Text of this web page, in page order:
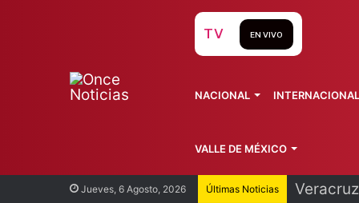
Jueves, 6 Agosto, 2026 Últimas Noticias
TV EN VIVO
NACIONAL INTERNACIONAL
VALLE DE MÉXICO